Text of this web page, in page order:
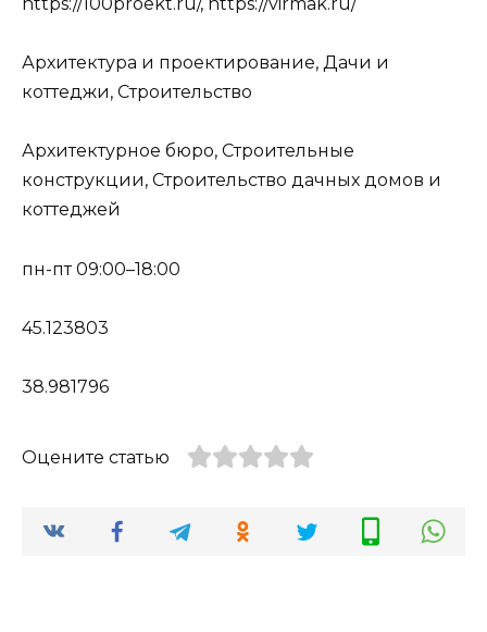
Архитектура и проектирование, Дачи и
коттеджи, Строительство
Архитектурное бюро, Строительные
конструкции, Строительство дачных домов и
коттеджей
пн-пт 09:00–18:00
45.123803
38.981796
Оцените статью